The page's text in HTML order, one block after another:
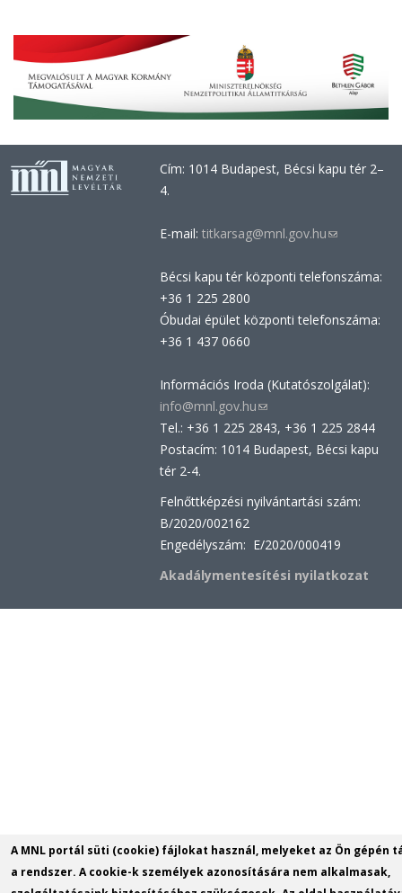
Cím: 1014 Budapest, Bécsi kapu tér 2–
4.
E-mail: titkarsag@mnl.gov.hu(link
e-
Bécsi kapu tér központi telefonszáma:
+36 1 225 2800
Óbudai épület központi telefonszáma:
+36 1 437 0660
Információs Iroda (Kutatószolgálat):
info@mnl.gov.hu(link
sends
e-
Tel.: +36 1 225 2843, +36 1 225 2844
Postacím: 1014 Budapest, Bécsi kapu
tér 2-4.
Felnőttképzési nyilvántartási szám:
B/2020/002162
Engedélyszám: E/2020/000419
Akadálymentesítési nyilatkozat
A MNL portál süti (cookie) fájlokat használ, melyeket az Ön gépén
a rendszer. A cookie-k személyek azonosítására nem alkalmasak,